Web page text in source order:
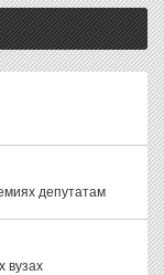
депутатам
вузах